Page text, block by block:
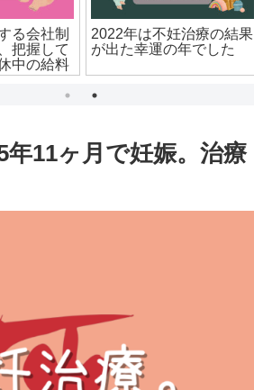
る会社制
把握して
中の給料
当はあ
2022年は不妊治療の結果
が出た幸運の年でした
11ヶ月で妊娠。治療